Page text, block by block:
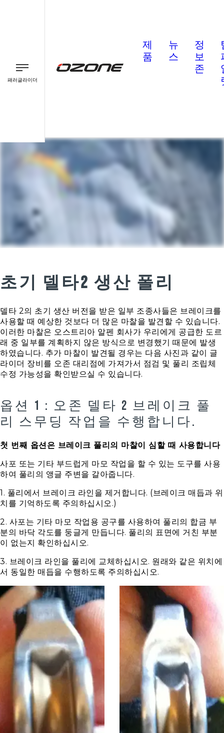
패러글라이더
제
품
뉴
스
정
보
존
초기 델타2 생산 폴리
델타 2의 초기 생산 버전을 받은 일부 조종사들은 브레이크를
사용할 때 예상한 것보다 더 많은 마찰을 발견할 수 있습니다.
이러한 마찰은 오스트리아 알펜 회사가 우리에게 공급한 도르
래 중 일부를 계획하지 않은 방식으로 변경했기 때문에 발생
하였습니다. 추가 마찰이 발견될 경우는 다음 사진과 같이 글
라이더 장비를 오존 대리점에 가져가서 점검 및 풀리 조립체
수정 가능성을 확인받으실 수 있습니다.
옵션 1 : 오존 델타 2 브레이크 풀
리 스무딩 작업을 수행합니다.
첫 번째 옵션은 브레이크 풀리의 마찰이 심할 때 사용합니다
사포 또는 기타 부드럽게 마모 작업을 할 수 있는 도구를 사용
하여 풀리의 앵글 주변을 갈아줍니다.
1. 풀리에서 브레이크 라인을 제거합니다. (브레이크 매듭과 위
치를 기억하도록 주의하십시오.)
2. 사포는 기타 마모 작업용 공구를 사용하여 풀리의 합금 부
분의 바닥 각도를 둥글게 만듭니다. 풀리의 표면에 거친 부분
이 없는지 확인하십시오.
3. 브레이크 라인을 풀리에 교체하십시오. 원래와 같은 위치에
서 동일한 매듭을 수행하도록 주의하십시오.